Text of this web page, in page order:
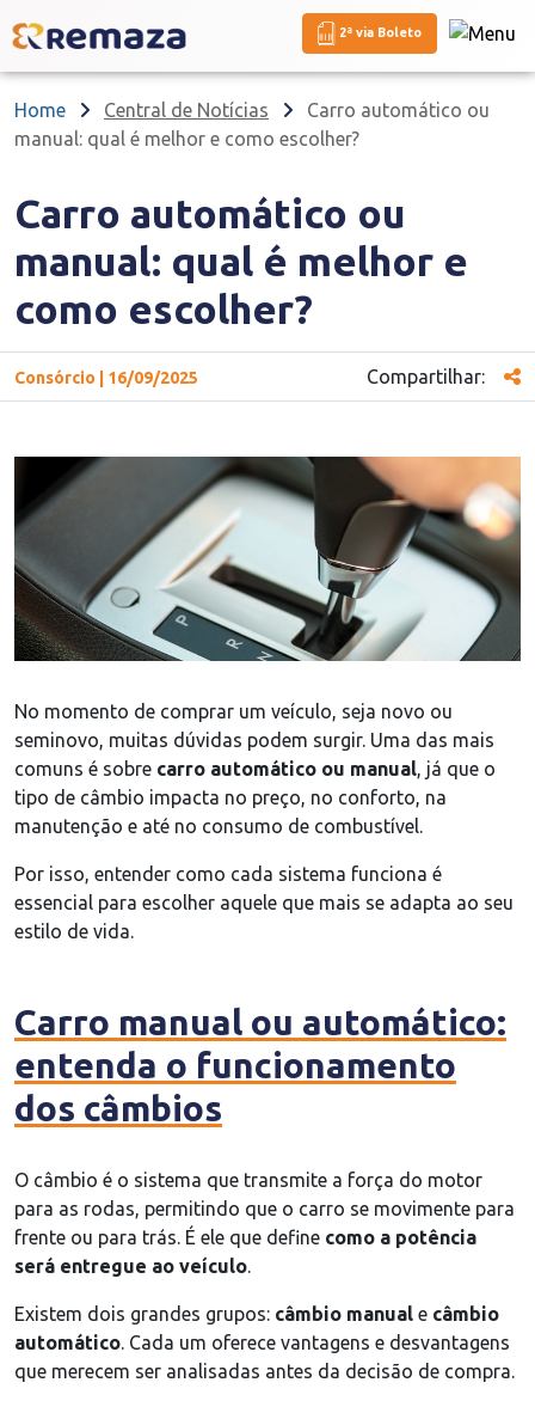
2ª via Boleto
Home Central de Notícias
Carro automático ou
manual: qual é melhor e como escolher?
Carro automático ou
manual: qual é melhor e
como escolher?
Consórcio | 16/09/2025 Compartilhar:
No momento de comprar um veículo, seja novo ou
seminovo, muitas dúvidas podem surgir. Uma das mais
comuns é sobre carro automático ou manual, já que o
tipo de câmbio impacta no preço, no conforto, na
manutenção e até no consumo de combustível.
Por isso, entender como cada sistema funciona é
essencial para escolher aquele que mais se adapta ao seu
estilo de vida.
Carro manual ou automático:
entenda o funcionamento
dos câmbios
O câmbio é o sistema que transmite a força do motor
para as rodas, permitindo que o carro se movimente para
frente ou para trás. É ele que define como a potência
será entregue ao veículo.
Existem dois grandes grupos: câmbio manual e câmbio
automático. Cada um oferece vantagens e desvantagens
que merecem ser analisadas antes da decisão de compra.